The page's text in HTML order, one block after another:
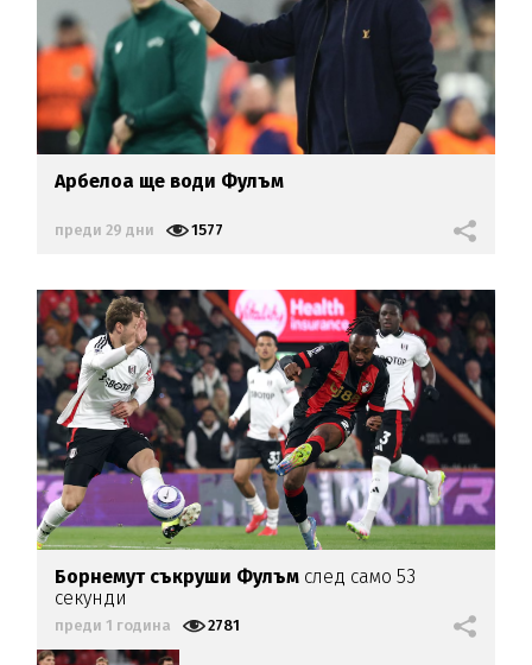
Арбелоа ще води Фулъм
преди 29 дни 1577
Борнемут съкруши Фулъм след само 53
секунди
преди 1 година 2781